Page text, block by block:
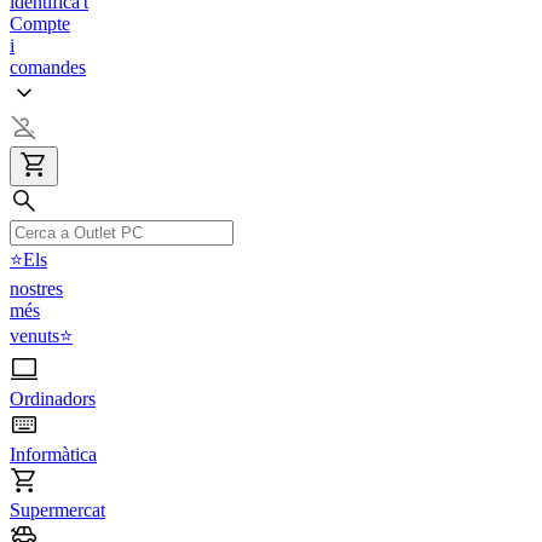
Compte
i
comandes
⭐Els
nostres
més
venuts⭐
Ordinadors
Informàtica
Supermercat